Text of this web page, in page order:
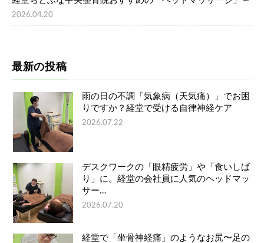
2026.04.20
最新の投稿
雨の日の不調「気象病（天気痛）」でお困
りですか？経堂で受ける自律神経ケア
2026.07.22
デスクワークの「眼精疲労」や「食いしば
り」に。経堂の会社員に人気のヘッドマッ
サー…
2026.07.20
経堂で「坐骨神経痛」のようなお尻〜足の